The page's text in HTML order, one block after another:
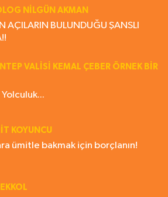
NILGÜN AKMAN
AÇILARIN BULUNDUĞU ŞANSLI
VALISI KEMAL ÇEBER ÖRNEK BİR
Yolculuk...
KOYUNCU
ümitle bakmak için borçlanın!